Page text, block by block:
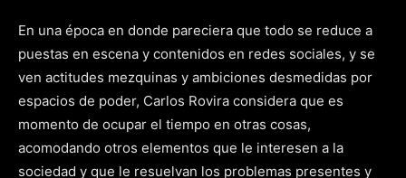
En una época en donde pareciera que todo se reduce a
puestas en escena y contenidos en redes sociales, y se
ven actitudes mezquinas y ambiciones desmedidas por
espacios de poder, Carlos Rovira considera que es
momento de ocupar el tiempo en otras cosas,
acomodando otros elementos que le interesen a la
sociedad y que le resuelvan los problemas presentes y